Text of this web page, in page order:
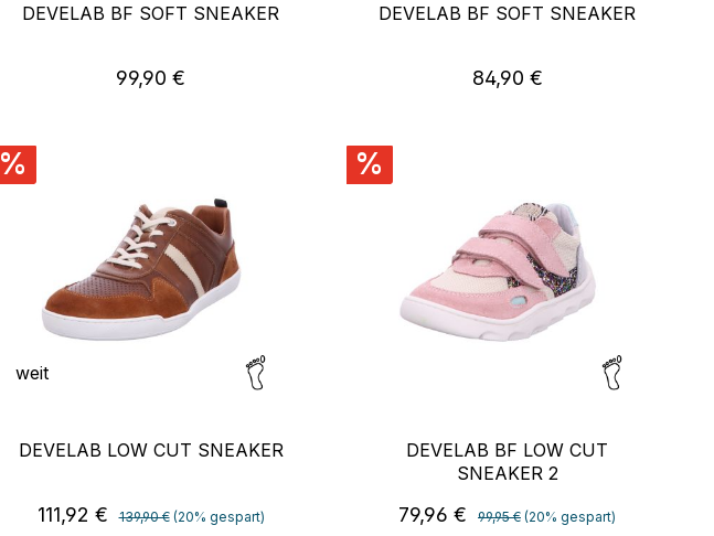
DEVELAB BF SOFT SNEAKER
Regulärer Preis:
99,90 €
DEVELAB BF SOFT SNEAKER
Regulärer Preis:
84,90 €
%
weit
DEVELAB LOW CUT SNEAKER
Verkaufspreis:
111,92 € Regulärer Preis:
139,90 € (20% gespart)
%
DEVELAB BF LOW CUT
SNEAKER 2
Verkaufspreis:
79,96 € Regulärer Preis:
99,95 € (20% gespart)